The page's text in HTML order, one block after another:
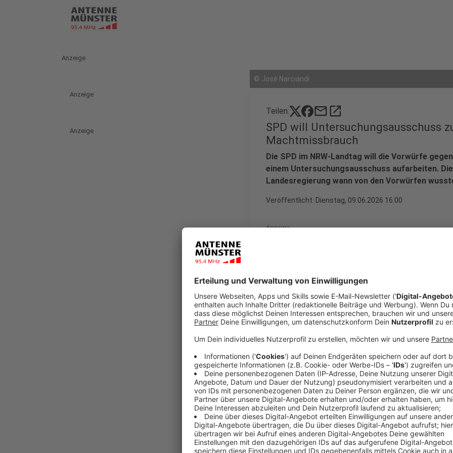
Anzeige
Anzeige
Anzeige
© José Narciandi
Teilen: mailopen_in_new
SPD will Untersuchungsausschuss
Machtmissbrauch
Die SPD im NRW-Landtag will die Vorwürfe
einem Untersuchungsausschuss aufarbeiten.
Landesregierung wann von den Vorwürfen
Veröffentlicht: Dienstag, 09.06.2026 16:00
Anzeige
Die SPD will im NRW-Landtag einen
einsetzen. Die Parlamentarische
José Narciandi, warum aus Sicht der Opposition
sind.
Anzeige
José Narciandi
Interview Ina Blumenthal, SPD
Anzeige